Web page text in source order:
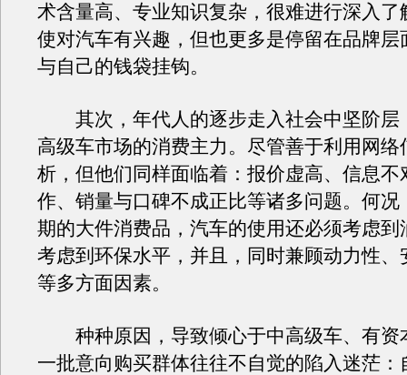
术含量高、专业知识复杂，很难进行深入了
使对汽车有兴趣，但也更多是停留在品牌层
与自己的钱袋挂钩。
其次，年代人的逐步走入社会中坚阶层
高级车市场的消费主力。尽管善于利用网络
析，但他们同样面临着：报价虚高、信息不
作、销量与口碑不成正比等诸多问题。何况
期的大件消费品，汽车的使用还必须考虑到
考虑到环保水平，并且，同时兼顾动力性、
等多方面因素。
种种原因，导致倾心于中高级车、有资
一批意向购买群体往往不自觉的陷入迷茫：